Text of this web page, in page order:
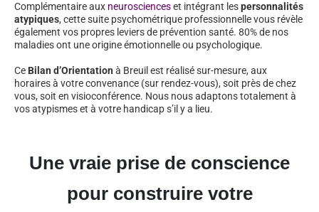
Complémentaire aux neuroscienceset intégrant lespersonnalités
atypiques, cette suite psychométrique professionnelle vous révèle
également vos propres leviers de prévention santé. 80% de nos
maladies ont une origine émotionnelle ou psychologique.
Ce Bilan d’Orientation à Breuil est réalisé sur-mesure, aux
horaires à votre convenance (sur rendez-vous), soit près de chez
vous, soit en visioconférence. Nous nous adaptons totalement à
vos atypismes et à votre handicap s’il y a lieu.
Une vraie prise de conscience
pour construire votre